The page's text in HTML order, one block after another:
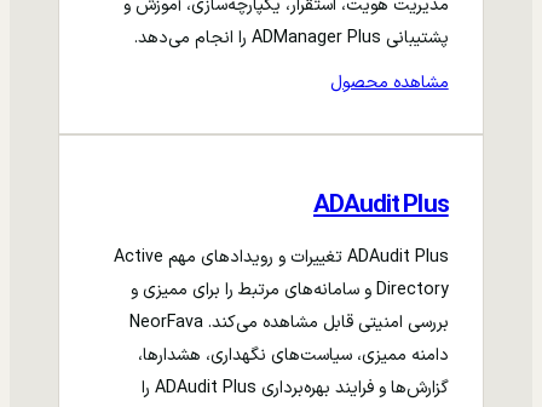
مدیریت هویت، استقرار، یکپارچه‌سازی، آموزش و
پشتیبانی ADManager Plus را انجام می‌دهد.
مشاهده محصول
ADAudit Plus
ADAudit Plus تغییرات و رویدادهای مهم Active
Directory و سامانه‌های مرتبط را برای ممیزی و
بررسی امنیتی قابل مشاهده می‌کند. NeorFava
دامنه ممیزی، سیاست‌های نگهداری، هشدارها،
گزارش‌ها و فرایند بهره‌برداری ADAudit Plus را